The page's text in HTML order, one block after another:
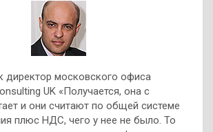
директор московского офиса
UK «Получается, она с
и они считают по общей системе
плюс НДС, чего у нее не было. То